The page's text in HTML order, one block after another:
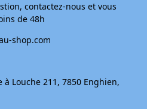
contactez-nous et vous
de 48h
shop.com
Louche 211, 7850 Enghien,